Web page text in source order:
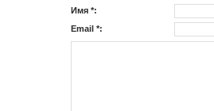
Имя *:
Email *: